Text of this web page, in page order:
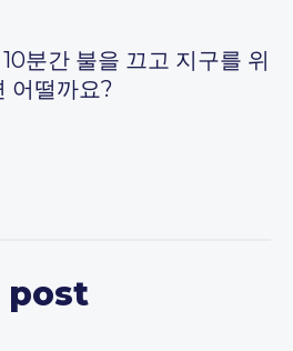
분간 불을 끄고 지구를 위
어떨까요?
post